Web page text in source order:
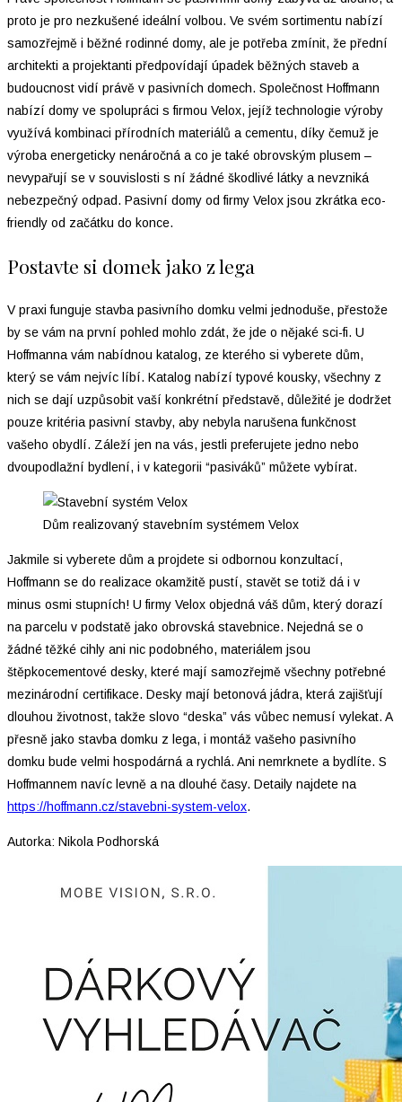
proto je pro nezkušené ideální volbou. Ve svém sortimentu nabízí
samozřejmě i běžné rodinné domy, ale je potřeba zmínit, že přední
architekti a projektanti předpovídají úpadek běžných staveb a
budoucnost vidí právě v pasivních domech. Společnost Hoffmann
nabízí domy ve spolupráci s firmou Velox, jejíž technologie výroby
využívá kombinaci přírodních materiálů a cementu, díky čemuž je
výroba energeticky nenáročná a co je také obrovským plusem –
nevypařují se v souvislosti s ní žádné škodlivé látky a nevzniká
nebezpečný odpad. Pasivní domy od firmy Velox jsou zkrátka eco-
friendly od začátku do konce.
Postavte si domek jako z lega
V praxi funguje stavba pasivního domku velmi jednoduše, přestože
by se vám na první pohled mohlo zdát, že jde o nějaké sci-fi. U
Hoffmanna vám nabídnou katalog, ze kterého si vyberete dům,
který se vám nejvíc líbí. Katalog nabízí typové kousky, všechny z
nich se dají uzpůsobit vaší konkrétní představě, důležité je dodržet
pouze kritéria pasivní stavby, aby nebyla narušena funkčnost
vašeho obydlí. Záleží jen na vás, jestli preferujete jedno nebo
dvoupodlažní bydlení, i v kategorii “pasiváků” můžete vybírat.
Dům realizovaný stavebním systémem Velox
Jakmile si vyberete dům a projdete si odbornou konzultací,
Hoffmann se do realizace okamžitě pustí, stavět se totiž dá i v
minus osmi stupních! U firmy Velox objedná váš dům, který dorazí
na parcelu v podstatě jako obrovská stavebnice. Nejedná se o
žádné těžké cihly ani nic podobného, materiálem jsou
štěpkocementové desky, které mají samozřejmě všechny potřebné
mezinárodní certifikace. Desky mají betonová jádra, která zajišťují
dlouhou životnost, takže slovo “deska” vás vůbec nemusí vylekat. A
přesně jako stavba domku z lega, i montáž vašeho pasivního
domku bude velmi hospodárná a rychlá. Ani nemrknete a bydlíte. S
Hoffmannem navíc levně a na dlouhé časy. Detaily najdete na
https://hoffmann.cz/stavebni-system-velox.
Autorka: Nikola Podhorská